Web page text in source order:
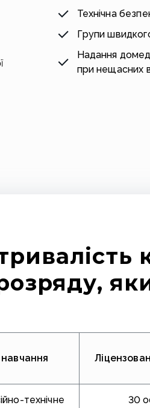
Технічна
Групи
Надання
при нещасних
технічне 30